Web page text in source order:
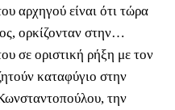
αρχηγού είναι ότι τώρα
ορκίζονταν στην…
σε οριστική ρήξη με τον
καταφύγιο στην
την